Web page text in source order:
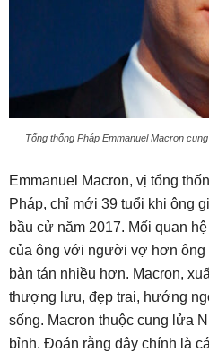
Tổng thống Pháp Emmanuel Macron
Emmanuel Macron, vị tổng
Pháp, chỉ mới 39 tuổi khi ông
bầu cử năm 2017. Mối quan
của ông với người vợ hơn ông
bàn tán nhiều hơn. Macron,
thượng lưu, đẹp trai, hướng
sống. Macron thuộc cung lửa
bỉnh. Đoán rằng đây chính là